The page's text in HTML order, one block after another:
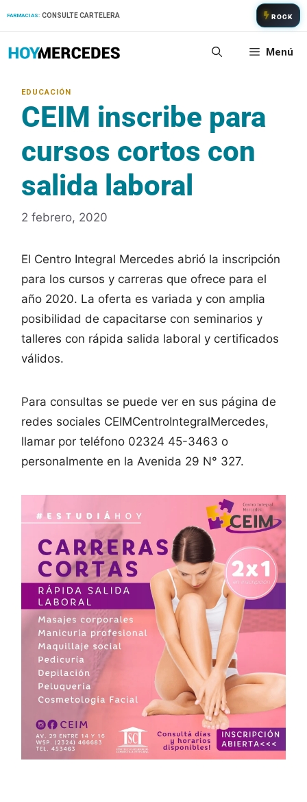
FARMACIAS: CONSULTE CARTELERA ROCK
Menú
CEIM inscribe para
cursos cortos con
salida laboral
2 febrero, 2020
El Centro Integral Mercedes abrió la inscripción
para los cursos y carreras que ofrece para el
año 2020. La oferta es variada y con amplia
posibilidad de capacitarse con seminarios y
talleres con rápida salida laboral y certificados
válidos.
Para consultas se puede ver en sus página de
redes sociales CEIMCentroIntegralMercedes,
llamar por teléfono 02324 45-3463 o
personalmente en la Avenida 29 N° 327.